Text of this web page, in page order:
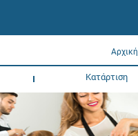
Αρχική
Κατάρτιση